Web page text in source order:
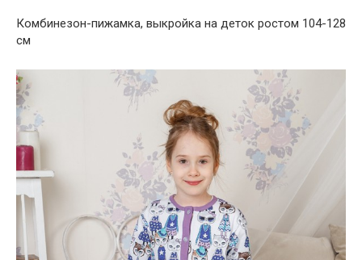
Комбинезон-пижамка, выкройка на деток ростом 104-128
см